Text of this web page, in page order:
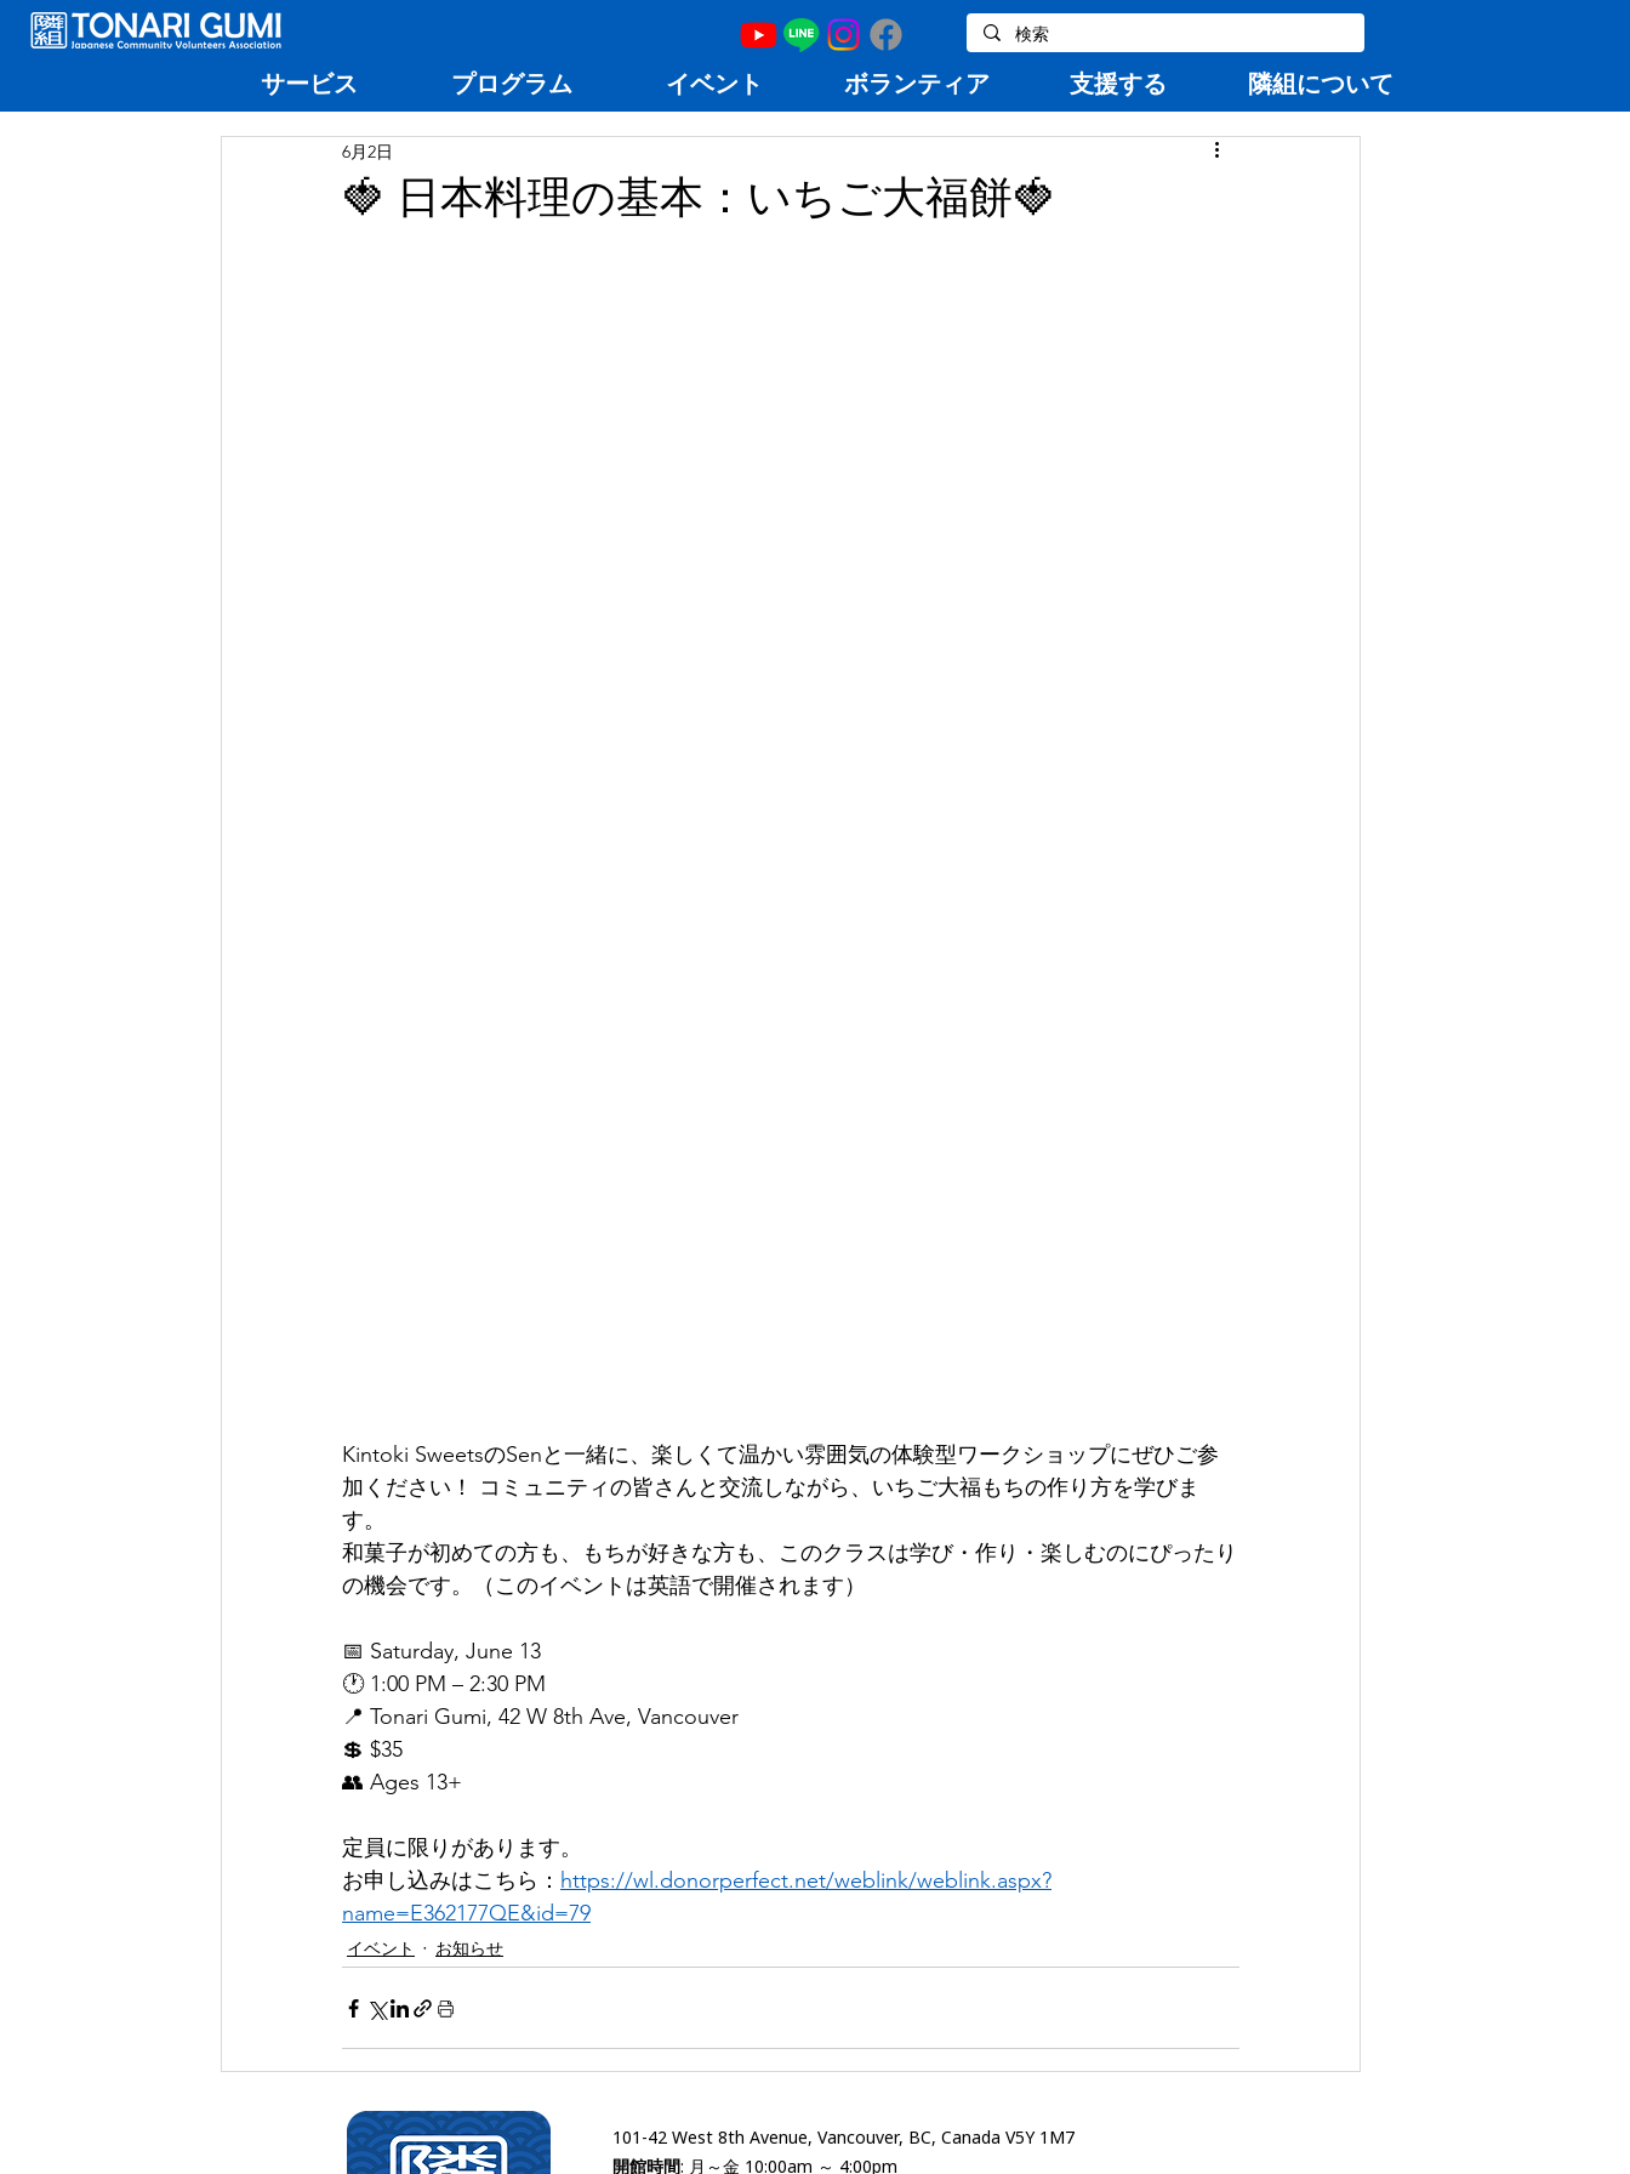
サービス プログラム イベント ボランティア 支援する 隣組について
🍓 日本料理の基本：いちご大福餅🍓
6月2日
Kintoki SweetsのSenと一緒に、楽しくて温かい雰囲気の体験型ワークショップにぜひご参
加ください！ コミュニティの皆さんと交流しながら、いちご大福もちの作り方を学びま
す。
和菓子が初めての方も、もちが好きな方も、このクラスは学び・作り・楽しむのにぴったり
の機会です。（このイベントは英語で開催されます）
📅 Saturday, June 13
🕐 1:00 PM – 2:30 PM
📍 Tonari Gumi, 42 W 8th Ave, Vancouver
💲 $35
👥 Ages 13+
定員に限りがあります。
お申し込みはこちら： https://wl.donorperfect.net/weblink/weblink.aspx?
name=E362177QE&id=79
イベント お知らせ
101-42 West 8th Avenue, Vancouver, BC, Canada V5Y 1M7
開館時間: 月～金 10:00am ～ 4:00pm